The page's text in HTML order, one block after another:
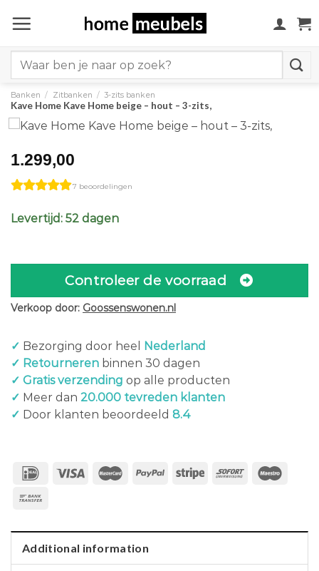
naar
for:
Banken / Zitbanken / 3-zits banken
Kave Home Kave Home beige – hout – 3-zits,
1.299,00
7 beoordelingen
Levertijd: 52 dagen
Controleer de voorraad
Verkoop door: Goossenswonen.nl
✓ Bezorging door heel
Nederland
✓ Retourneren binnen 30 dagen
✓ Gratis verzending op alle producten
✓ Meer dan 20.000 tevreden klanten
✓ Door klanten beoordeeld 8.4
Additional information